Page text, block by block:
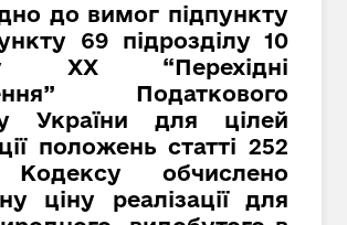
до вимог підпункту
69 підрозділу 10
XX “Перехідні
Податкового
України для цілей
положень статті 252
обчислено
ціну реалізації для